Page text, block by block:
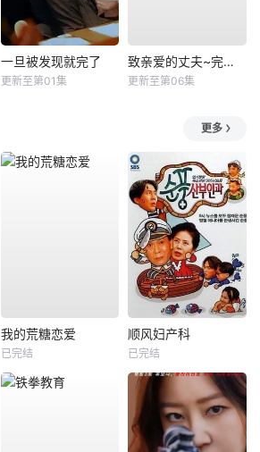
一旦被发现就完了
更新至第01集
致亲爱的丈夫~完美妻子的谎言~
更新至第06集
更多
我的荒糖恋爱
已完结
顺风妇产科
已完结